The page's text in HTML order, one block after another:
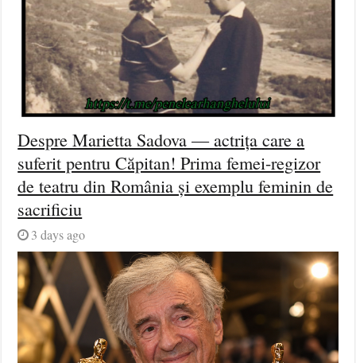
Despre Marietta Sadova — actrița care a
suferit pentru Căpitan! Prima femei-regizor
de teatru din România și exemplu feminin de
sacrificiu
3 days ago